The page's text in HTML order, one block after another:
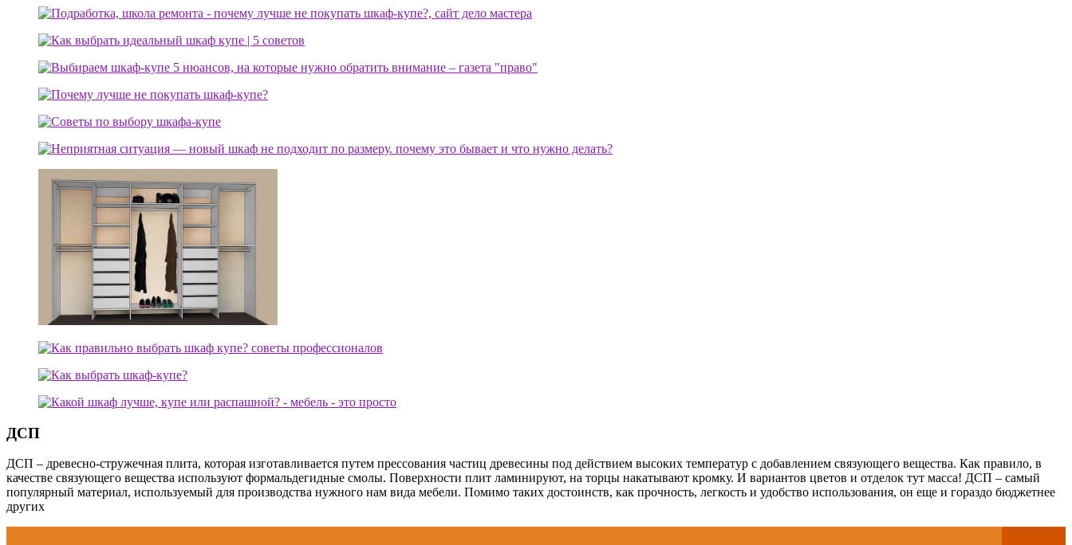
ДСП
ДСП – древесно-стружечная плита, которая изготавливается путем прессования частиц древесины под действием высоких температур с добавлением связующего вещества. Как правило, в
качестве связующего вещества используют формальдегидные смолы. Поверхности плит ламинируют, на торцы накатывают кромку. И вариантов цветов и отделок тут масса! ДСП – самый
популярный материал, используемый для производства нужного нам вида мебели. Помимо таких достоинств, как прочность, легкость и удобство использования, он еще и гораздо бюджетнее
других